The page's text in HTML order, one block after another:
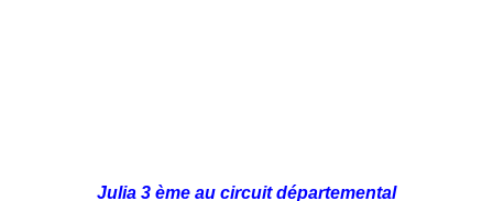
Julia 3 ème au circuit départemental